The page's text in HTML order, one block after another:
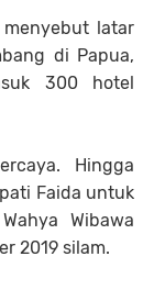
latar
di Papua,
300 hotel
Hingga
Faida untuk
Wibawa
2019 silam.